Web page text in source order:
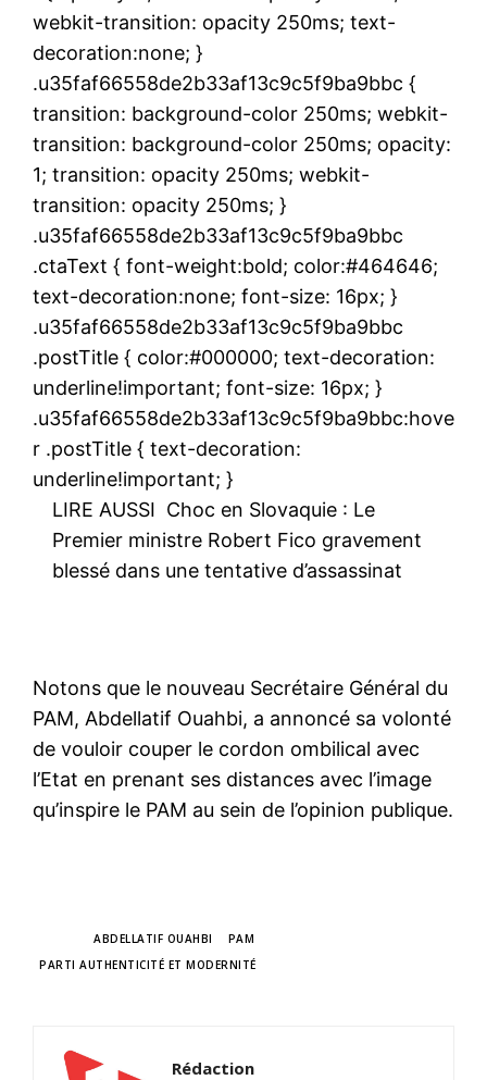
webkit-transition: opacity 250ms; text-
decoration:none; }
.u35faf66558de2b33af13c9c5f9ba9bbc {
transition: background-color 250ms; webkit-
transition: background-color 250ms; opacity:
1; transition: opacity 250ms; webkit-
transition: opacity 250ms; }
.u35faf66558de2b33af13c9c5f9ba9bbc
.ctaText { font-weight:bold; color:#464646;
text-decoration:none; font-size: 16px; }
.u35faf66558de2b33af13c9c5f9ba9bbc
.postTitle { color:#000000; text-decoration:
underline!important; font-size: 16px; }
.u35faf66558de2b33af13c9c5f9ba9bbc:hove
r .postTitle { text-decoration:
underline!important; }
LIRE AUSSI Choc en Slovaquie : Le
Premier ministre Robert Fico gravement
blessé dans une tentative d’assassinat
Notons que le nouveau Secrétaire Général du
PAM, Abdellatif Ouahbi, a annoncé sa volonté
de vouloir couper le cordon ombilical avec
l’Etat en prenant ses distances avec l’image
qu’inspire le PAM au sein de l’opinion publique.
ABDELLATIF OUAHBI
PAM
PARTI AUTHENTICITÉ ET MODERNITÉ
Rédaction